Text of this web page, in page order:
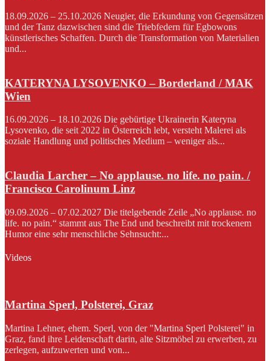
18.09.2026 – 25.10.2026 Neugier, die Erkundung von Gegensätzen
und der Tanz dazwischen sind die Triebfedern für Egbowons
künstlerisches Schaffen. Durch die Transformation von Materialien
und...
KATERYNA LYSOVENKO – Borderland / MAK
Wien
16.09.2026 – 18.10.2026 Die gebürtige Ukrainerin Kateryna
Lysovenko, die seit 2022 in Österreich lebt, versteht Malerei als
soziale Handlung und politisches Medium – weniger als...
Claudia Larcher – No applause. no life. no pain. /
Francisco Carolinum Linz
09.09.2026 – 07.02.2027 Die titelgebende Zeile „No applause. no
life. no pain.“ stammt aus The End und beschreibt mit trockenem
Humor eine sehr menschliche Sehnsucht:...
Videos
Martina Sperl, Polsterei, Graz
Martina Lehner, ehem. Sperl, von der "Martina Sperl Polsterei" in
Graz, fand ihre Leidenschaft darin, alte Sitzmöbel zu erwerben, zu
zerlegen, aufzuwerten und von...